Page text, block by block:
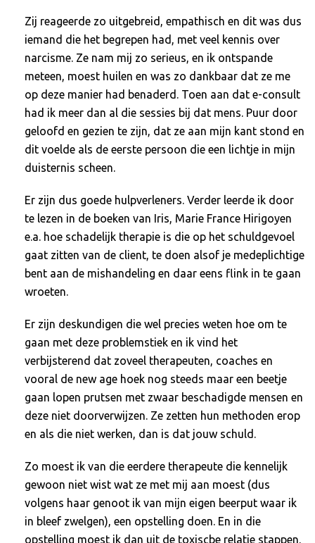
Zij reageerde zo uitgebreid, empathisch en dit was dus
iemand die het begrepen had, met veel kennis over
narcisme. Ze nam mij zo serieus, en ik ontspande
meteen, moest huilen en was zo dankbaar dat ze me
op deze manier had benaderd. Toen aan dat e-consult
had ik meer dan al die sessies bij dat mens. Puur door
geloofd en gezien te zijn, dat ze aan mijn kant stond en
dit voelde als de eerste persoon die een lichtje in mijn
duisternis scheen.
Er zijn dus goede hulpverleners. Verder leerde ik door
te lezen in de boeken van Iris, Marie France Hirigoyen
e.a. hoe schadelijk therapie is die op het schuldgevoel
gaat zitten van de client, te doen alsof je medeplichtige
bent aan de mishandeling en daar eens flink in te gaan
wroeten.
Er zijn deskundigen die wel precies weten hoe om te
gaan met deze problemstiek en ik vind het
verbijsterend dat zoveel therapeuten, coaches en
vooral de new age hoek nog steeds maar een beetje
gaan lopen prutsen met zwaar beschadigde mensen en
deze niet doorverwijzen. Ze zetten hun methoden erop
en als die niet werken, dan is dat jouw schuld.
Zo moest ik van die eerdere therapeute die kennelijk
gewoon niet wist wat ze met mij aan moest (dus
volgens haar genoot ik van mijn eigen beerput waar ik
in bleef zwelgen), een opstelling doen. En in die
opstelling moest ik dan uit de toxiscbe relatie stappen.